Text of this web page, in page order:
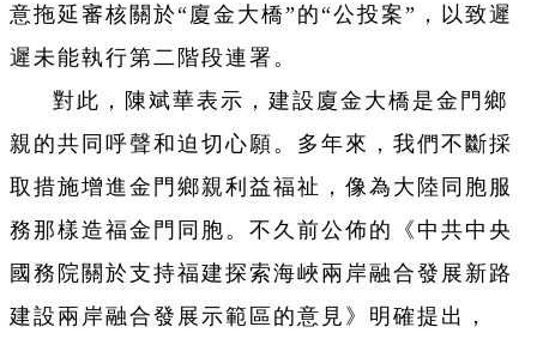
意拖延審核關於“廈金大橋”的“公投案”，以致遲
遲未能執行第二階段連署。
對此，陳斌華表示，建設廈金大橋是金門鄉
親的共同呼聲和迫切心願。多年來，我們不斷採
取措施增進金門鄉親利益福祉，像為大陸同胞服
務那樣造福金門同胞。不久前公佈的《中共中央
國務院關於支持福建探索海峽兩岸融合發展新路
建設兩岸融合發展示範區的意見》明確提出，